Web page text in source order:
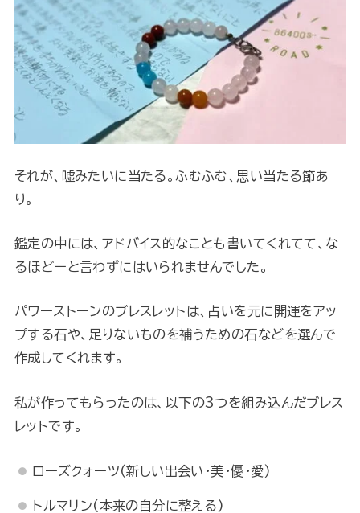
それが、嘘みたいに当たる。ふむふむ、思い当たる節あ
り。
鑑定の中には、アドバイス的なことも書いてくれてて、な
るほどーと言わずにはいられませんでした。
パワーストーンのブレスレットは、占いを元に開運をアッ
プする石や、足りないものを補うための石などを選んで
作成してくれます。
私が作ってもらったのは、以下の3つを組み込んだブレス
レットです。
ローズクォーツ(新しい出会い・美・優・愛)
トルマリン(本来の自分に整える)